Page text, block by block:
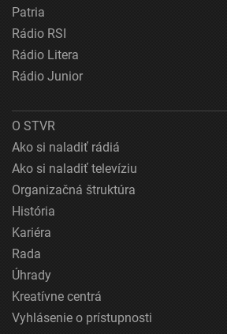
Patria
Rádio RSI
Rádio Litera
Rádio Junior
O STVR
Ako si naladiť rádiá
Ako si naladiť televíziu
Organizačná štruktúra
História
Kariéra
Rada
Úhrady
Kreatívne centrá
Vyhlásenie o prístupnosti